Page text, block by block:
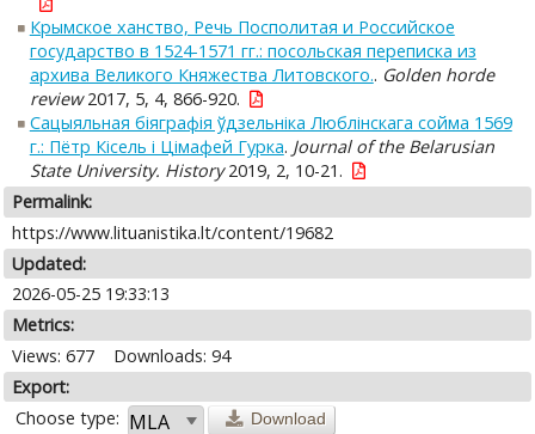
Крымское ханство, Речь Посполитая и Российское
государство в 1524-1571 гг.: посольская переписка из
архива Великого Княжества Литовского.. Golden horde
review2017, 5, 4, 866-920.
Сацыяльная біяграфія ўдзельніка Люблінскага сойма 1569
г.: Пётр Кісель і Цімафей Гурка. Journal of the Belarusian
State University. History2019, 2, 10-21.
Permalink:
https://www.lituanistika.lt/content/19682
Updated:
2026-05-25 19:33:13
Metrics:
Views: 677
Downloads: 94
Export:
Choose type:
Download